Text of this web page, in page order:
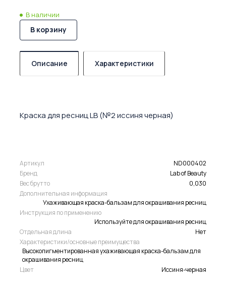
В наличии
В корзину
Описание Характеристики
Краска для ресниц LB (№2 иссиня черная)
Артикул
ND000402
Бренд
Lab of Beauty
Вес брутто
0,030
Дополнительная информация
Ухаживающая краска-бальзам для окрашивания ресниц
Инструкция по применению
Используйте для окрашивания ресниц
Отдельная длина
Нет
Характеристики/основные преимущества
Высокопигментированная ухаживающая краска-бальзам для
окрашивания ресниц
Цвет
Иссиня-черная